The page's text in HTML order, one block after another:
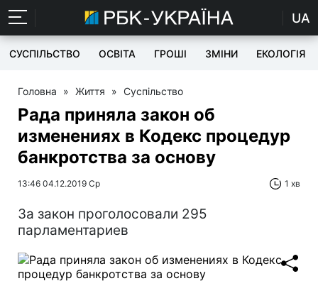
UA
СУСПІЛЬСТВО ОСВІТА ГРОШІ ЗМІНИ ЕКОЛОГІЯ
Головна » Життя » Суспільство
Рада приняла закон об
изменениях в Кодекс процедур
банкротства за основу
13:46 04.12.2019 Ср 1 хв
За закон проголосовали 295
парламентариев